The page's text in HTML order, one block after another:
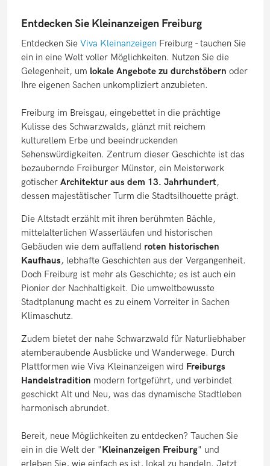
Entdecken Sie Kleinanzeigen Freiburg
Entdecken Sie Viva KleinanzeigenFreiburg - tauchen Sie
ein in eine Welt voller Möglichkeiten. Nutzen Sie die
Gelegenheit, um lokale Angebote zu durchstöbern oder
Ihre eigenen Sachen unkompliziert anzubieten.
Freiburg im Breisgau, eingebettet in die prächtige
Kulisse des Schwarzwalds, glänzt mit reichem
kulturellem Erbe und beeindruckenden
Sehenswürdigkeiten. Zentrum dieser Geschichte ist das
bezaubernde Freiburger Münster, ein Meisterwerk
gotischer Architektur aus dem 13. Jahrhundert,
dessen majestätischer Turm die Stadtsilhouette prägt.
Die Altstadt erzählt mit ihren berühmten Bächle,
mittelalterlichen Wasserläufen und historischen
Gebäuden wie dem auffallend roten historischen
Kaufhaus, lebhafte Geschichten aus der Vergangenheit.
Doch Freiburg ist mehr als Geschichte; es ist auch ein
Pionier der Nachhaltigkeit. Die umweltbewusste
Stadtplanung macht es zu einem Vorreiter in Sachen
Klimaschutz.
Zudem bietet der nahe Schwarzwald für Naturliebhaber
atemberaubende Ausblicke und Wanderwege. Durch
Plattformen wie Viva Kleinanzeigen wird Freiburgs
Handelstradition modern fortgeführt, und verbindet
geschickt Alt und Neu, was das dynamische Stadtleben
harmonisch abrundet.
Bereit, neue Möglichkeiten zu entdecken? Tauchen Sie
ein in die Welt der "Kleinanzeigen Freiburg" und
erleben Sie, wie einfach es ist, lokal zu handeln. Jetzt